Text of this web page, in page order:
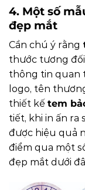
4. Một số
đẹp mắt
Cần chú ý rằng
thước tương
thông tin quan
logo, tên
thiết kế tem
tiết, khi in ấn ra
được hiệu quả
điểm qua một
đẹp mắt dưới